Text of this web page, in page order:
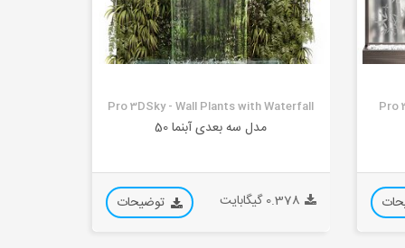
Pro
Pro 3DSky - Wall Plants with Waterfall
مدل سه بعدی آبنما 50
0.378 گیگابایت توضیحات